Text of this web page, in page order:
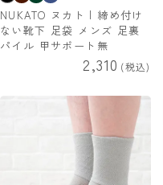
NUKATO ヌカト | 締め付け
ない靴下 足袋 メンズ 足裏
パイル 甲サポート無
2,310 税込